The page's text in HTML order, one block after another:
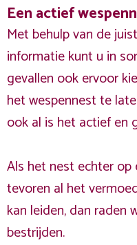
Een actief
Met behulp van de
informatie kunt u in
gevallen ook ervoor
het wespennest te
ook al is het actief en
Als het nest echter op
tevoren al het
kan leiden, dan raden
bestrijden.